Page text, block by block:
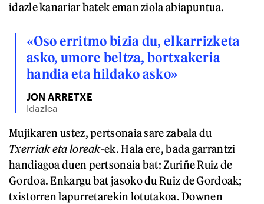
idazle kanariar batek eman ziola abiapuntua.
«Oso erritmo bizia du, elkarrizketa
asko, umore beltza, bortxakeria
handia eta hildako asko»
JON ARRETXE
Idazlea
Mujikaren ustez, pertsonaia sare zabala du
Txerriak eta loreak-ek. Hala ere, bada garrantzi
handiagoa duen pertsonaia bat: Zuriñe Ruiz de
Gordoa. Enkargu bat jasoko du Ruiz de Gordoak;
txistorren lapurretarekin lotutakoa. Downen